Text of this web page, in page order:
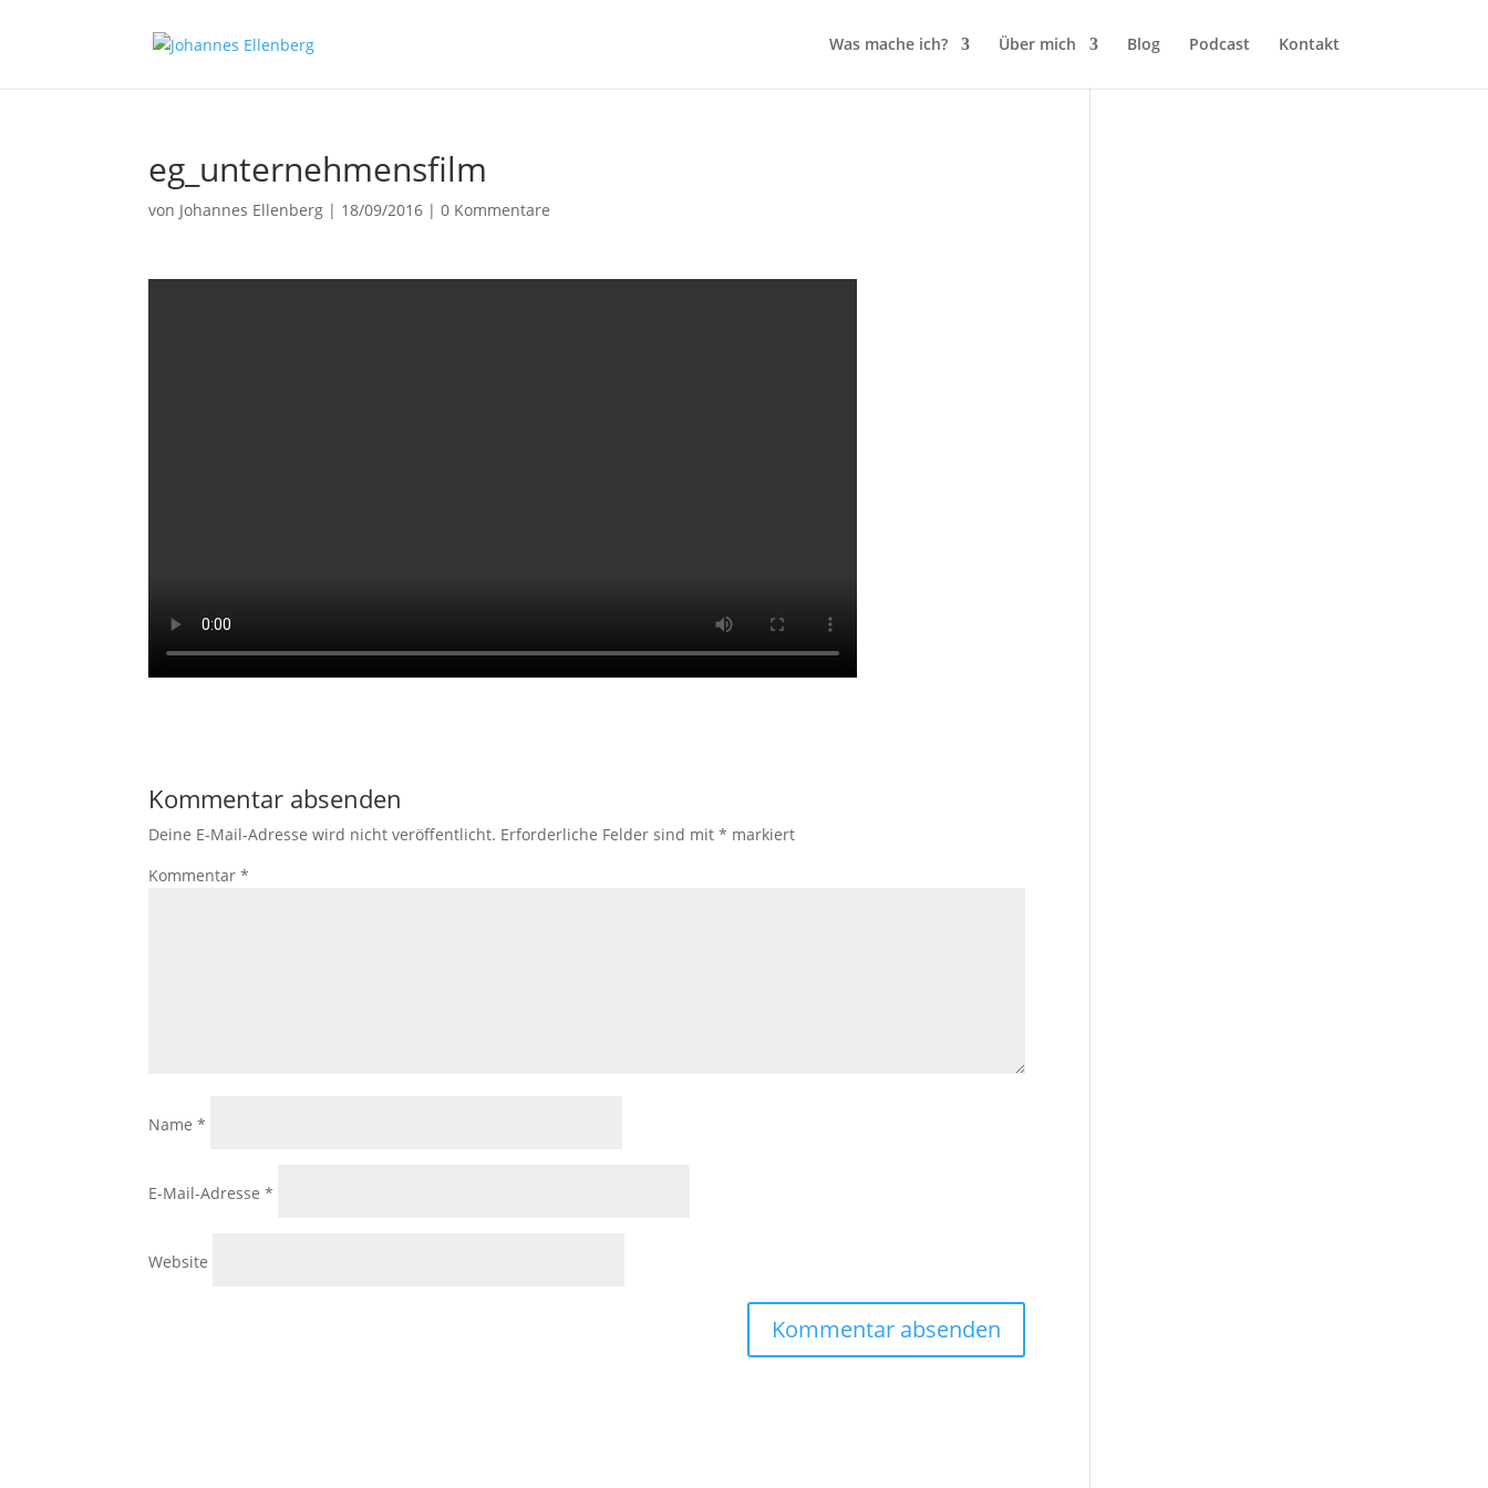
Was mache ich? Über mich Blog Podcast Kontakt
eg_unternehmensfilm
von Johannes Ellenberg | 18/09/2016 |0 Kommentare
Kommentar absenden
Deine E-Mail-Adresse wird nicht veröffentlicht. Erforderliche Felder sind mit* markiert
Kommentar*
Name*
E-Mail-Adresse*
Website